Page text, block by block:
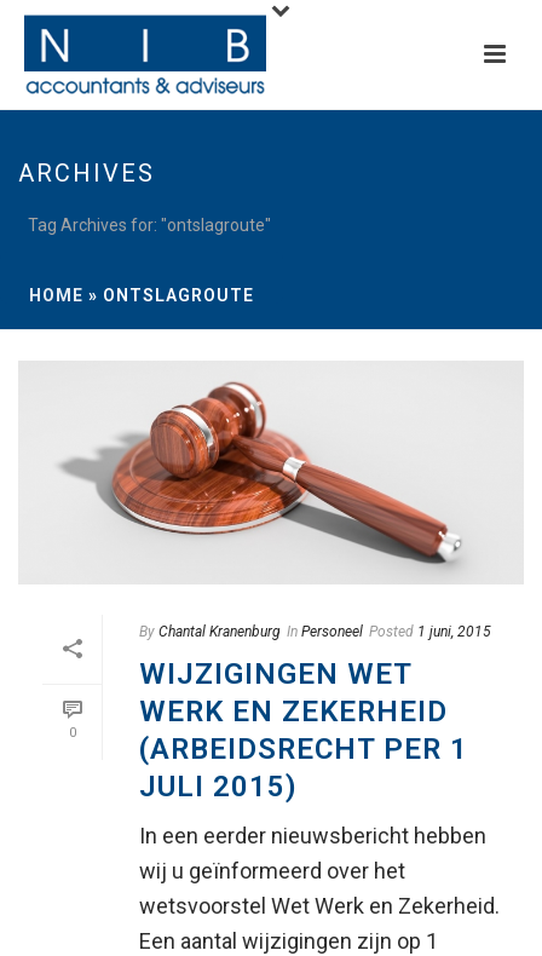
ARCHIVES
Tag Archives for: "ontslagroute"
HOME » ONTSLAGROUTE
0
By Chantal Kranenburg In Personeel Posted 1 juni, 2015
WIJZIGINGEN WET
WERK EN ZEKERHEID
(ARBEIDSRECHT PER 1
JULI 2015)
In een eerder nieuwsbericht hebben
wij u geïnformeerd over het
wetsvoorstel Wet Werk en Zekerheid.
Een aantal wijzigingen zijn op 1